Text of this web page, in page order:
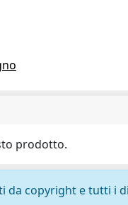
prodotto.
da copyright e tutti i